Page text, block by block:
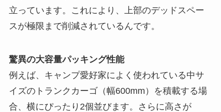
立っています。これにより、上部のデッドスペー
スが極限まで削減されているんです。
驚異の大容量パッキング性能
例えば、キャンプ愛好家によく使われている中サ
イズのトランクカーゴ（幅600mm）を積載する場
合、横にぴったり2個並びます。さらに高さが